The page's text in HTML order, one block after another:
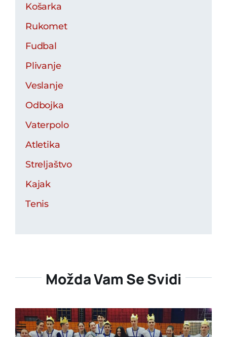
Košarka
Rukomet
Fudbal
Plivanje
Veslanje
Odbojka
Vaterpolo
Atletika
Streljaštvo
Kajak
Tenis
Možda Vam Se Svidi